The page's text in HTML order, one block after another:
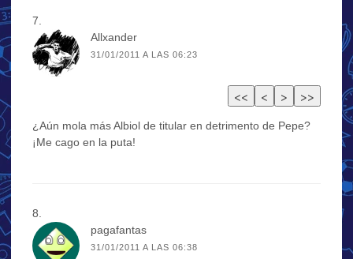
Allxander
31/01/2011 A LAS 06:23
¿Aún mola más Albiol de titular en detrimento de Pepe?
¡Me cago en la puta!
pagafantas
31/01/2011 A LAS 06:38